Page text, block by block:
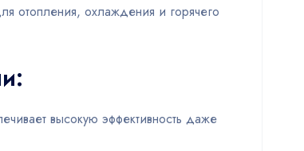
отопления, охлаждения и горячего
высокую эффективность даже